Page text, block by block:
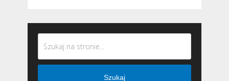
Szukaj